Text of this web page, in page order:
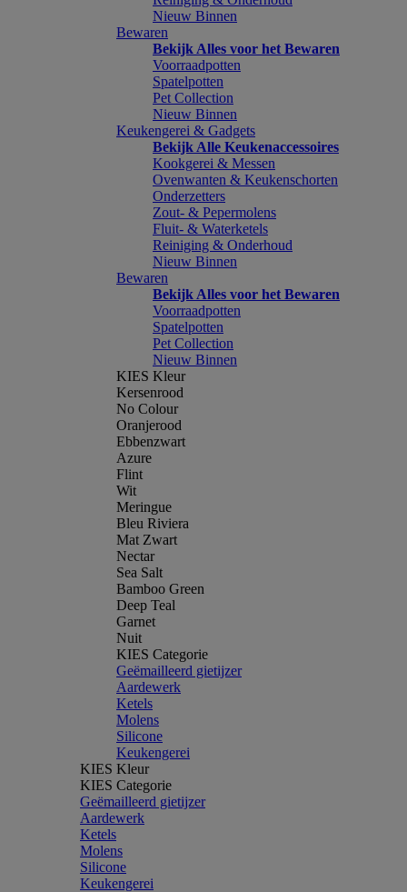
Nieuw Binnen
Bewaren
Bekijk Alles voor het Bewaren
Voorraadpotten
Spatelpotten
Pet Collection
Nieuw Binnen
Keukengerei & Gadgets
Bekijk Alle Keukenaccessoires
Kookgerei & Messen
Ovenwanten & Keukenschorten
Onderzetters
Zout- & Pepermolens
Fluit- & Waterketels
Reiniging & Onderhoud
Nieuw Binnen
Bewaren
Bekijk Alles voor het Bewaren
Voorraadpotten
Spatelpotten
Pet Collection
Nieuw Binnen
KIES Kleur
Kersenrood
No Colour
Oranjerood
Ebbenzwart
Azure
Flint
Wit
Meringue
Bleu Riviera
Mat Zwart
Nectar
Sea Salt
Bamboo Green
Deep Teal
Garnet
Nuit
KIES Categorie
Geëmailleerd gietijzer
Aardewerk
Ketels
Molens
Silicone
Keukengerei
KIES Kleur
KIES Categorie
Geëmailleerd gietijzer
Aardewerk
Ketels
Molens
Silicone
Keukengerei